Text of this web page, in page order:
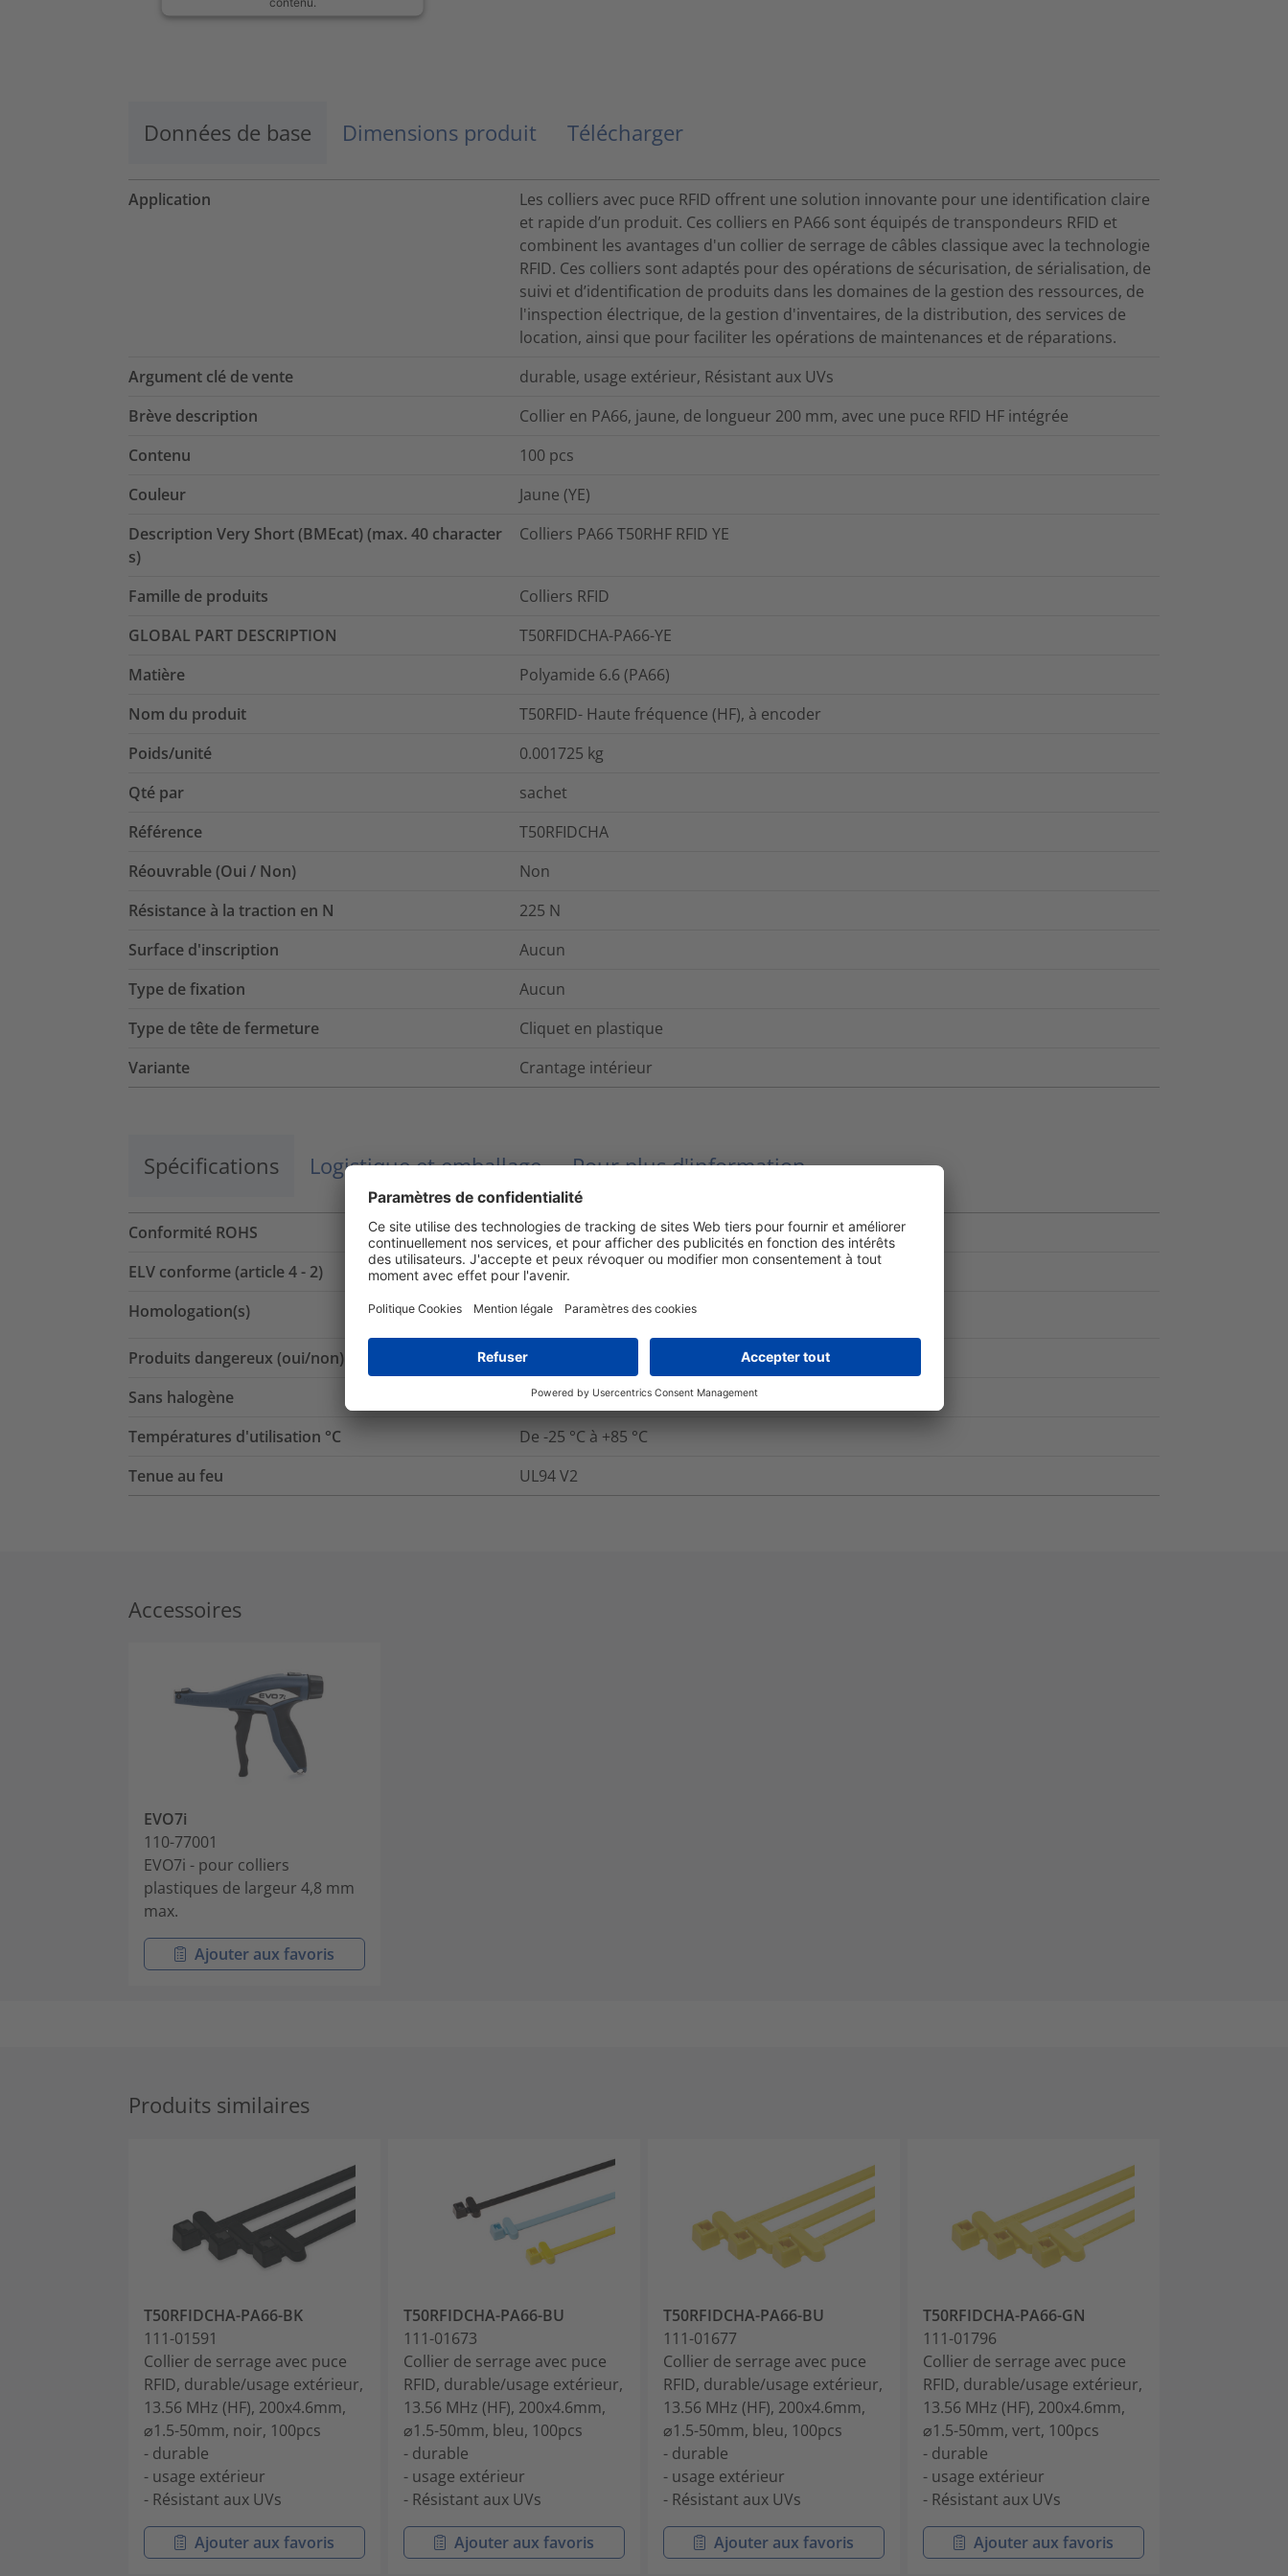
powered byUsercentrics Consent
Données de base Dimensions produit Télécharger
Application
Les colliers avec puce RFID offrent une solution innovante pour une identification claire
et rapide d’un produit. Ces colliers en PA66 sont équipés de transpondeurs RFID et
combinent les avantages d'un collier de serrage de câbles classique avec la technologie
RFID. Ces colliers sont adaptés pour des opérations de sécurisation, de sérialisation, de
suivi et d’identification de produits dans les domaines de la gestion des ressources, de
l'inspection électrique, de la gestion d'inventaires, de la distribution, des services de
location, ainsi que pour faciliter les opérations de maintenances et de réparations.
Argument clé de vente
durable, usage extérieur, Résistant aux UVs
Brève description
Collier en PA66, jaune, de longueur 200 mm, avec une puce RFID HF intégrée
Contenu
100 pcs
Couleur
Jaune (YE)
Description Very Short (BMEcat) (max. 40 character
s)
Colliers PA66 T50RHF RFID YE
Famille de produits
Colliers RFID
GLOBAL PART DESCRIPTION
T50RFIDCHA-PA66-YE
Matière
Polyamide 6.6 (PA66)
Nom du produit
T50RFID- Haute fréquence (HF), à encoder
Poids/unité
0.001725 kg
Qté par
sachet
Référence
T50RFIDCHA
Réouvrable (Oui / Non)
Non
Résistance à la traction en N
225 N
Surface d'inscription
Aucun
Type de fixation
Aucun
Type de tête de fermeture
Cliquet en plastique
Variante
Crantage intérieur
Spécifications Logistique et emballage Pour plus d'information
Conformité ROHS
Oui
ELV conforme (article 4 - 2)
Oui
Homologation(s)
Produits dangereux (oui/non)
Non
Sans halogène
Oui
Températures d'utilisation °C
De -25 °C à +85 °C
Tenue au feu
UL94 V2
Accessoires
EVO7i
110-77001
EVO7i - pour colliers
plastiques de largeur 4,8 mm
max.
Ajouter aux favoris
Produits similaires
T50RFIDCHA-PA66-BK
111-01591
Collier de serrage avec puce
RFID, durable/usage extérieur,
13.56 MHz (HF), 200x4.6mm,
⌀1.5-50mm, noir, 100pcs
- durable
- usage extérieur
- Résistant aux UVs
Ajouter aux favoris
T50RFIDCHA-PA66-BU
111-01673
Collier de serrage avec puce
RFID, durable/usage extérieur,
13.56 MHz (HF), 200x4.6mm,
⌀1.5-50mm, bleu, 100pcs
- durable
- usage extérieur
- Résistant aux UVs
Ajouter aux favoris
T50RFIDCHA-PA66-BU
111-01677
Collier de serrage avec puce
RFID, durable/usage extérieur,
13.56 MHz (HF), 200x4.6mm,
⌀1.5-50mm, bleu, 100pcs
- durable
- usage extérieur
- Résistant aux UVs
Ajouter aux favoris
T50RFIDCHA-PA66-GN
111-01796
Collier de serrage avec puce
RFID, durable/usage extérieur,
13.56 MHz (HF), 200x4.6mm,
⌀1.5-50mm, vert, 100pcs
- durable
- usage extérieur
- Résistant aux UVs
Ajouter aux favoris